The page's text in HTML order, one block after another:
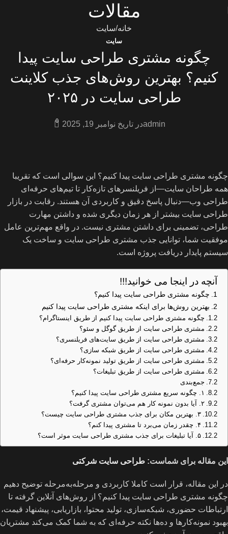
مقالات
خانه سایت
سایت
چگونه مشتری طراحی سایت پیدا
کنیم؟ بهترین روش‌های جذب کلاینت
طراحی سایت در ۲۰۲۵
adminدر تاریخ نوامبر 19, 2025 0
چگونه مشتری طراحی سایت پیدا کنیم؟ این سوالی است که تقریبا
همه طراحان سایت—از فریلنسرهای تازه‌کار تا تیم‌های حرفه‌ای
طراحی وب—دنبال پاسخ دقیق و کاربردی آن هستند. رقابت در بازار
طراحی سایت بیشتر از هر زمان دیگری شده و داشتن مهارت
طراحی، تضمینی برای داشتن مشتری نیست. در واقع مهم‌ترین عامل
موفقیت شما، توانایی جذب مشتری طراحی سایت و ساخت یک
سیستم پایدار دریافت پروژه است.
آنچه در اینجا می خوانید!!!
چگونه مشتری طراحی سایت پیدا کنیم؟
بهترین روش‌ها برای اینکه مشتری طراحی سایت پیدا کنیم
چگونه مشتری طراحی سایت پیدا کنیم از طریق اینستاگرام؟
مشتری طراحی سایت از طریق گوگل و سئو؟
مشتری طراحی سایت از طریق سایت‌های فریلنسری؟
مشتری طراحی سایت از طریق شبکه‌ سازی؟
مشتری طراحی سایت از طریق تولید نمونه‌کار حرفه‌ای؟
مشتری طراحی سایت از طریق تبلیغات؟
جمع‌بندی
۱. چگونه سریع مشتری طراحی سایت پیدا کنیم؟
۲. آیا بدون نمونه کار هم می‌توان مشتری گرفت؟
۳. بهترین مکان برای جذب مشتری طراحی سایت چیست؟
۴. چقدر زمان می‌برد تا مشتری پیدا کنم؟
۵. آیا تبلیغات برای جذب مشتری طراحی سایت موثر است؟
این مقاله برای شماست: طراحی سایت شرکتی
در این مقاله، قرار است کاملا کاربردی و مرحله‌به‌مرحله توضیح دهیم
چگونه مشتری طراحی سایت پیدا کنیم؟ از روش‌های آنلاین گرفته تا
ارتباطات حضوری، شبکه‌سازی، تولید محتوا، بازاریابی، پیشنهاد قیمت،
بهبود نمونه‌کارها و ده‌ها نکته حرفه‌ای که به شما کمک می‌کند مشتریان